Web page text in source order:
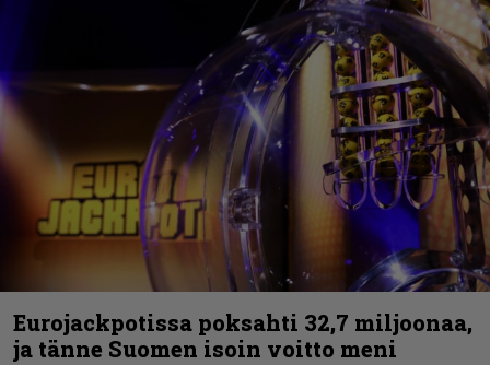
Eurojackpotissa poksahti 32,7 miljoonaa,
ja tänne Suomen isoin voitto meni